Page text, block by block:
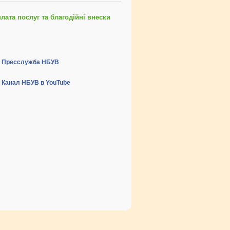
послуг та благодійні внески
Пресслужба НБУВ
Канал НБУВ в YouTube